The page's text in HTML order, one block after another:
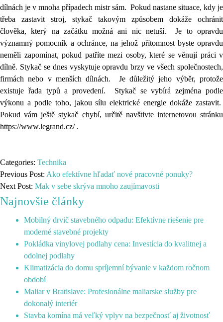
dílnách je v mnoha případech mistr sám. Pokud nastane situace, kdy je
třeba zastavit stroj, stykač takovým způsobem dokáže ochránit
člověka, který na začátku možná ani nic netuší. Je to opravdu
významný pomocník a ochránce, na jehož přítomnost byste opravdu
neměli zapomínat, pokud patříte mezi osoby, které se věnují práci v
dílně. Stykač se dnes vyskytuje opravdu brzy ve všech společnostech,
firmách nebo v menších dílnách. Je důležitý jeho výběr, protože
existuje řada typů a provedení. Stykač se vybírá zejména podle
výkonu a podle toho, jakou sílu elektrické energie dokáže zastavit.
Pokud vám ještě stykač chybí, určitě navštivte internetovou stránku
https://www.legrand.cz/.
Categories: Technika
Previous Post: Ako efektívne hľadať nové pracovné ponuky?
Next Post: Mak v sebe skrýva mnoho zaujímavosti
Najnovšie články
Mobilný drvič stavebného odpadu: Efektívne riešenie pre
moderné stavebné projekty
Pokládka vinylovej podlahy cena: Investícia do kvalitnej a
odolnej podlahy
Klimatizácia do domu spríjemní bývanie v každom ročnom
období
Maliar v Bratislave: Profesionálne maliarske služby pre
dokonalý interiér
Stavba komína má veľký vplyv na bezpečnosť aj životnosť